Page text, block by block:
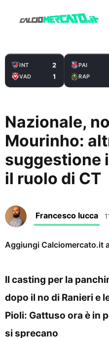
INT 2
VAD 1
PAI
RAP
Nazionale,
Mourinho:
suggestione
il ruolo di CT
Francesco Iucca
Aggiungi Calciomercato.it
Il casting per la
dopo il no di Ranieri e
Pioli: Gattuso ora è in
si sprecano